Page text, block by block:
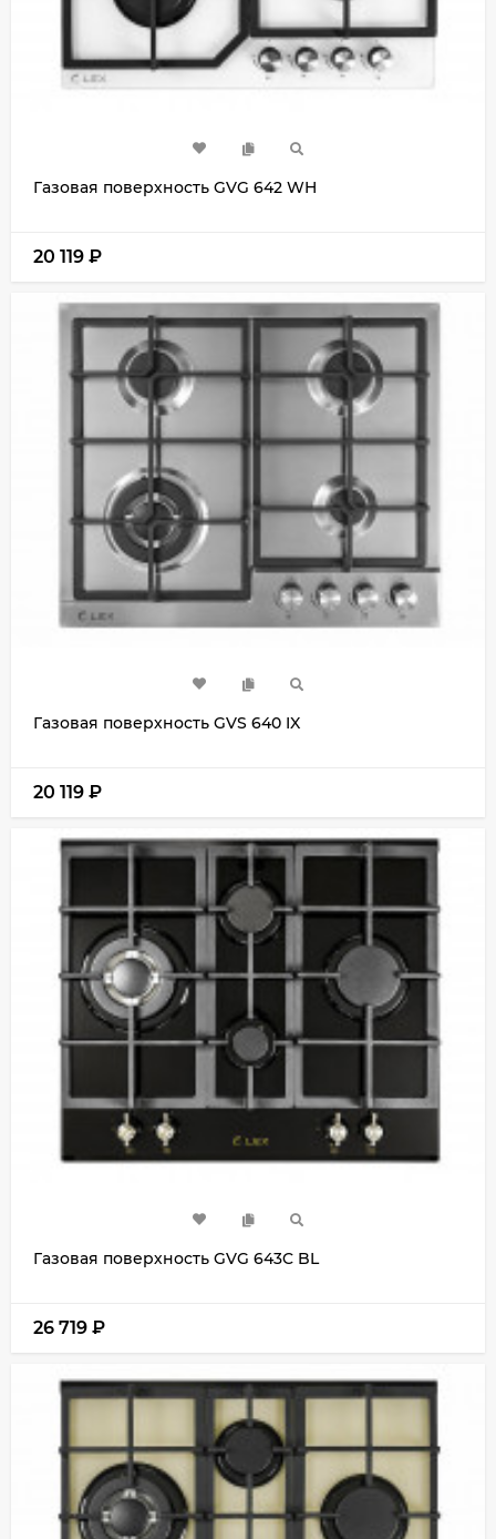
Газовая поверхность GVG 642 WH
20 119 ₽
Газовая поверхность GVS 640 IX
20 119 ₽
Газовая поверхность GVG 643C BL
26 719 ₽